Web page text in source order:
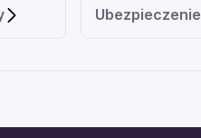
Ubezpieczenie